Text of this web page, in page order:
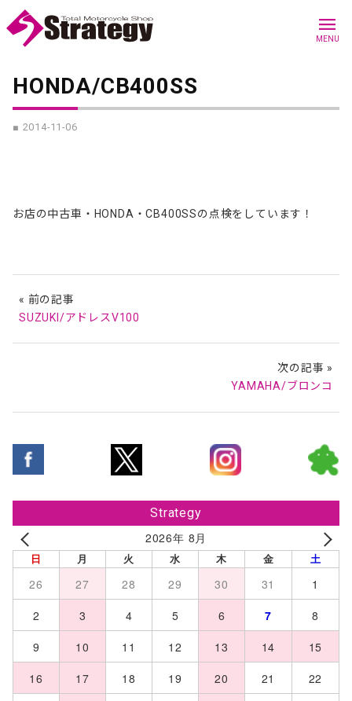
menu
MENU
Strategy
2026年 8月
日 月 火 水 木 金 土
26 27 28 29 30 31
1
2
3 4 5 6 7
8
9
10 11 12 13 14
15
16
17 18 19 20 21
22
HONDA/CB400SS
■ 2014-11-06
お店の中古車・HONDA・CB400SSの点検をしています！
« 前の記事
SUZUKI/アドレスV100
次の記事 »
YAMAHA/ブロンコ